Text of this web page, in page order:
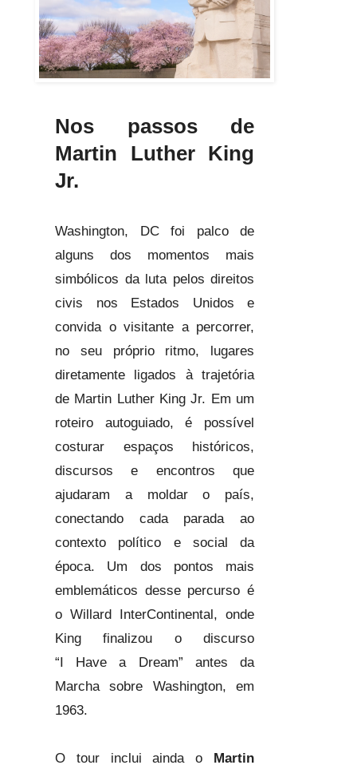
Nos passos de
Martin Luther King
Jr.
Washington, DC foi palco de
alguns dos momentos mais
simbólicos da luta pelos direitos
civis nos Estados Unidos e
convida o visitante a percorrer,
no seu próprio ritmo, lugares
diretamente ligados à trajetória
de Martin Luther King Jr. Em um
roteiro autoguiado, é possível
costurar espaços históricos,
discursos e encontros que
ajudaram a moldar o país,
conectando cada parada ao
contexto político e social da
época. Um dos pontos mais
emblemáticos desse percurso é
o Willard InterContinental, onde
King finalizou o discurso
“I Have a Dream” antes da
Marcha sobre Washington, em
1963.
O tour inclui ainda o
Martin